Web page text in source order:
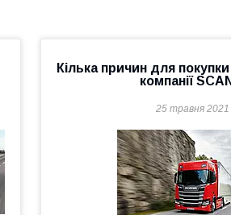
Кілька причин для
компанії
25 травня 2021